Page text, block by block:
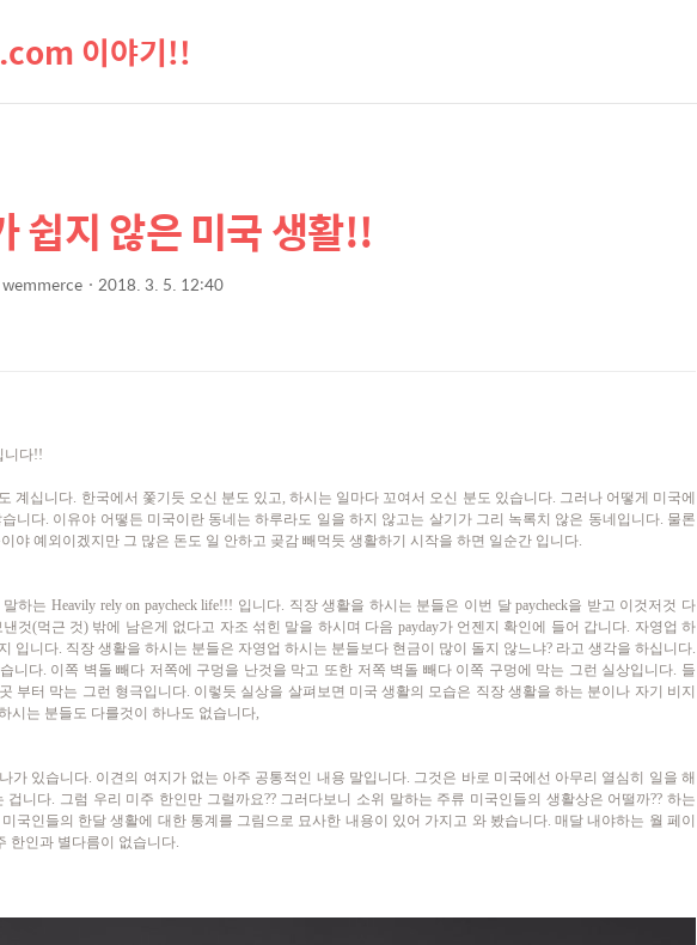
이야기!!
쉽지 않은 미국 생활!!
wemmerce 2018. 3. 5. 12:40
니다!!
계십니다. 한국에서 쫓기듯 오신 분도 있고, 하시는 일마다 꼬여서 오신 분도 있습니다. 그러나 어떻게 미국에
니다. 이유야 어떻든 미국이란 동네는 하루라도 일을 하지 않고는 살기가 그리 녹록치 않은 동네입니다. 물론
야 예외이겠지만 그 많은 돈도 일 안하고 곶감 빼먹듯 생활하기 시작을 하면 일순간 입니다.
하는 Heavily rely on paycheck life!!! 입니다. 직장 생활을 하시는 분들은 이번 달 paycheck을 받고 이것저것 다
것(먹근 것) 밖에 남은게 없다고 자조 섞힌 말을 하시며 다음 payday가 언젠지 확인에 들어 갑니다. 자영업 하
입니다. 직장 생활을 하시는 분들은 자영업 하시는 분들보다 현금이 많이 돌지 않느냐? 라고 생각을 하십니다.
니다. 이쪽 벽돌 빼다 저쪽에 구멍을 난것을 막고 또한 저쪽 벽돌 빼다 이쪽 구멍에 막는 그런 실상입니다. 들
부터 막는 그런 형극입니다. 이렇듯 실상을 살펴보면 미국 생활의 모습은 직장 생활을 하는 분이나 자기 비지
시는 분들도 다를것이 하나도 없습니다,
가 있습니다. 이견의 여지가 없는 아주 공통적인 내용 말입니다. 그것은 바로 미국에선 아무리 열심히 일을 해
겁니다. 그럼 우리 미주 한인만 그럴까요?? 그러다보니 소위 말하는 주류 미국인들의 생활상은 어떨까?? 하는
국인들의 한달 생활에 대한 통계를 그림으로 묘사한 내용이 있어 가지고 와 봤습니다. 매달 내야하는 월 페이
한인과 별다름이 없습니다.